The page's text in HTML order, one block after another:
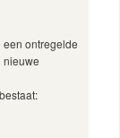
een ontregelde
nieuwe